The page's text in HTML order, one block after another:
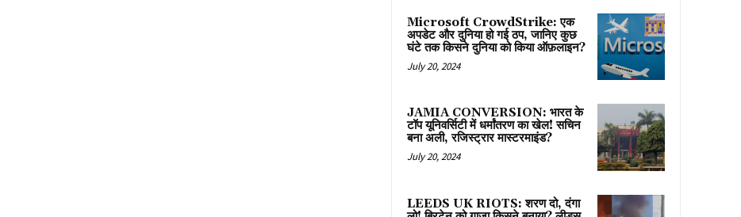
Microsoft CrowdStrike: एक
अपडेट और दुनिया हो गई ठप, जानिए कुछ
घंटे तक किसने दुनिया को किया ऑफ़लाइन?
July 20, 2024
JAMIA CONVERSION: भारत के
टॉप यूनिवर्सिटी में धर्मांतरण का खेल! सचिन
बना अली, रजिस्ट्रार मास्टरमाइंड?
July 20, 2024
LEEDS UK RIOTS: शरण दो, दंगा